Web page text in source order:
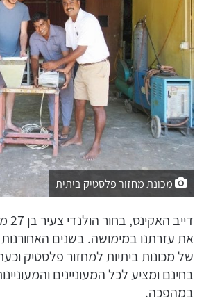
מכונת מחזור פלסטיק ביתית
את עזרתנו במימושה. בשנים
של מכונות ביתיות למחזור פלסטיק
בחינם ומציע לכל המעוניינים
במהפכה.